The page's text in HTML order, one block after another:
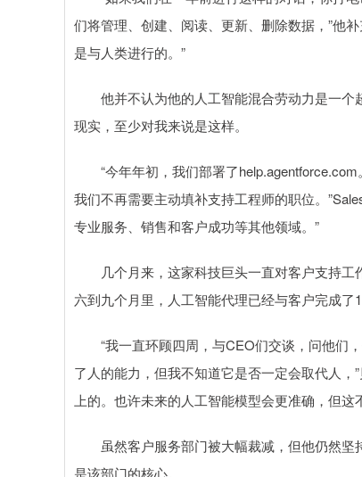
们将管理、创建、阅读、更新、删除数据，”他
是与人类进行的。”
他并不认为他的人工智能混合劳动力是一个
现实，至少对我来说是这样。
“今年年初，我们部署了help.agentforce.com
我们不再需要主动填补支持工程师的职位。
专业服务、销售和客户成功等其他领域。”
几个月来，这家科技巨头一直对客户支持工
六到九个月里，人工智能代理已经与客户完成了
“我一直环顾四周，与CEO们交谈，问他们
了人的能力，但我不知道它是否一定会取代人
上的。也许未来的人工智能模型会更准确，但
虽然客户服务部门被大幅裁减，但他仍然坚
是该部门的核心。